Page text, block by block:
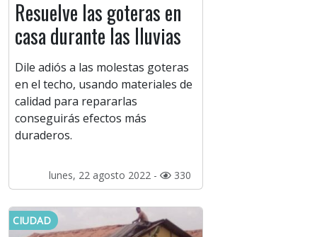
Resuelve las goteras en
casa durante las lluvias
Dile adiós a las molestas goteras
en el techo, usando materiales de
calidad para repararlas
conseguirás efectos más
duraderos.
lunes, 22 agosto 2022 - 330
CIUDAD